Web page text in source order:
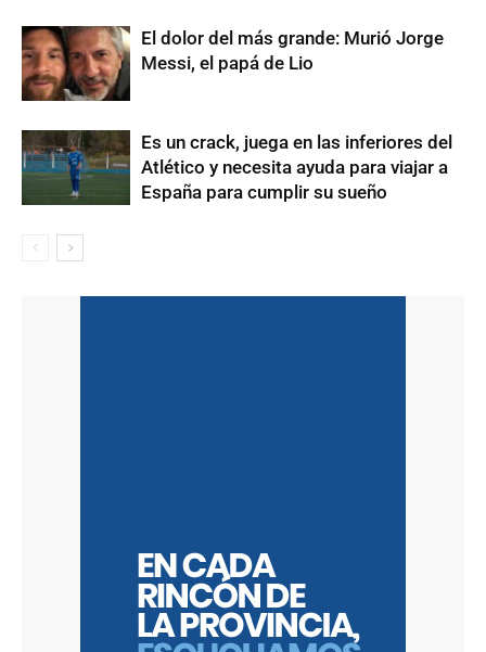
El dolor del más grande: Murió Jorge
Messi, el papá de Lio
Es un crack, juega en las inferiores del
Atlético y necesita ayuda para viajar a
España para cumplir su sueño